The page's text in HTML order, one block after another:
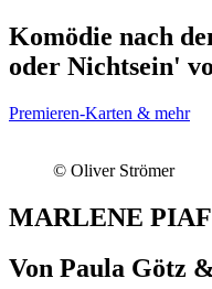
Komödie nach
oder Nichtsein'
Premieren-Karten & mehr
© Oliver Strömer
MARLENE PIAF
Von Paula Götz